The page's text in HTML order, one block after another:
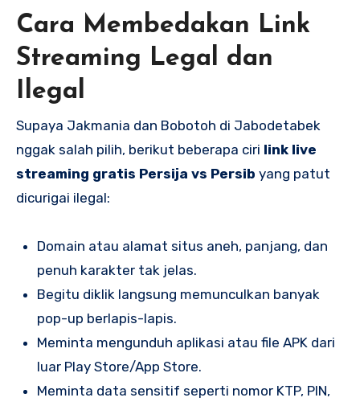
Cara Membedakan Link
Streaming Legal dan
Ilegal
Supaya Jakmania dan Bobotoh di Jabodetabek
nggak salah pilih, berikut beberapa ciri link live
streaming gratis Persija vs Persib yang patut
dicurigai ilegal:
Domain atau alamat situs aneh, panjang, dan
penuh karakter tak jelas.
Begitu diklik langsung memunculkan banyak
pop-up berlapis-lapis.
Meminta mengunduh aplikasi atau file APK dari
luar Play Store/App Store.
Meminta data sensitif seperti nomor KTP, PIN,